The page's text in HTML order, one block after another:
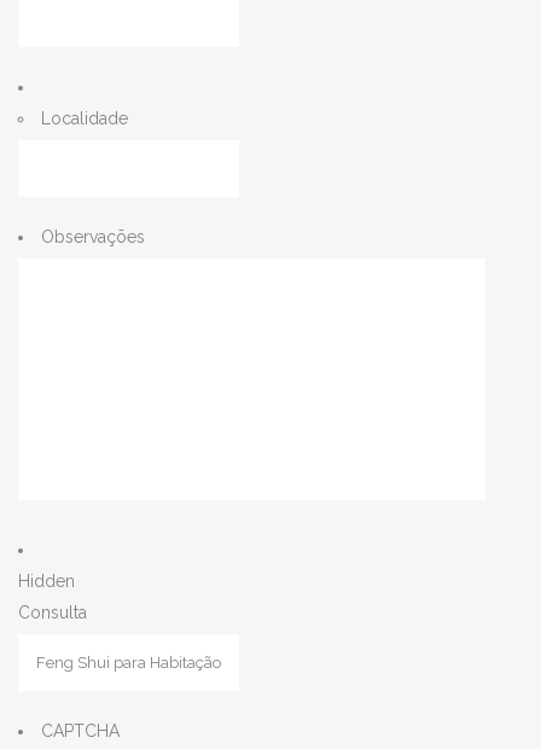
Localidade
Observações
Hidden
Consulta
CAPTCHA